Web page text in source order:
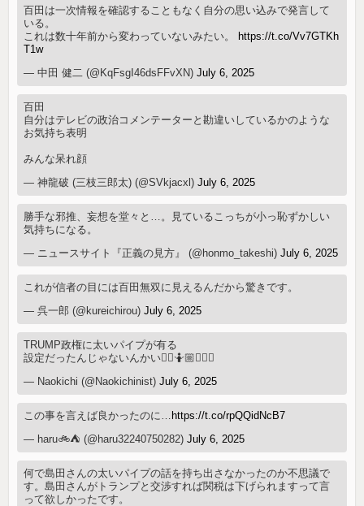
百田は一次情報を確認することもなく自分の思い込みで発言して
いる。
これは数十年前から変わっていないみたい。 https://t.co/Vv7GTKh
T1w
— 中田 健二 (@KqFsgI46dsFFvXN)July 6, 2025
百田
自分はテレビの政治コメンテーターと勘違いしているかのような
お気持ち表明
みんな呆れ顔
— 神龍破 (三枝三郎太) (@SVkjacxl)July 6, 2025
勝手な邪推、妄想を堂々と…。見ているこっちが小っ恥ずかしい
気持ちになる。
— ニュースサイト『正義の見方』 (@honmo_takeshi)July 6, 2025
これが信者の目には百田無双に見えるんだから驚きです。
— 呉一郎 (@kureichirou)July 6, 2025
TRUMP政権に太いパイプが有る
設定だったんじゃないんかい🤷‍♂️🤷🏼🤷🏼‍♀️
— Naokichi (@Naokichinist)July 6, 2025
この事を言えば良かったのに… https://t.co/rpQQidNcB7
— haru🚲⛺️ (@haru32240750282)July 6, 2025
何で島田さんの太いパイプの話を持ち出さなかったのか不思議で
す。島田さんがトランプと交渉すれば関税は下げられますって言
って欲しかったです。